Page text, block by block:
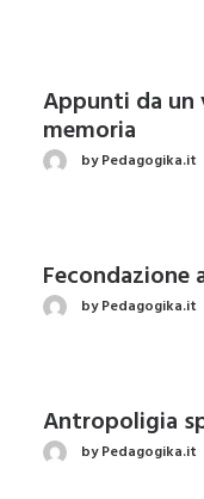
Appunti da un
memoria
by Pedagogika.it
Fecondazione
by Pedagogika.it
Antropoligia
by Pedagogika.it